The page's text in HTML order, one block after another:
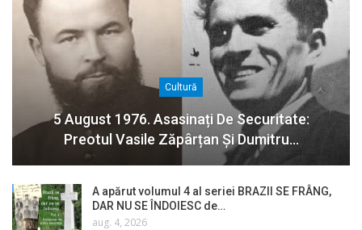
Cultură
5 August 1976. Asasinați De Securitate:
Preotul Vasile Zăpârțan Și Dumitru…
A apărut volumul 4 al seriei BRAZII SE FRÂNG,
DAR NU SE ÎNDOIESC de…
aug. 4, 2026